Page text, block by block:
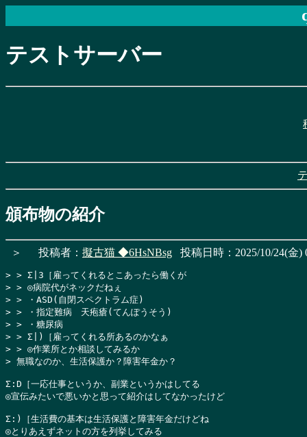
テストサーバー
頒布物の紹介
＞ 投稿者： 擬古猫 ◆6HsNBsg 投稿日時：2025/10/24(金)
> > Σ|3［雇ってくれるとこあったら働くが
> > ◎病院代がネックだねぇ
> > ・ASD(自閉スペクトラム症)
> > ・指定難病　天疱瘡(てんぽうそう)
> > ・糖尿病
> > Σ|)［雇ってくれる所あるのかなぁ
> > ◎作業所とか相談してみるか
> 無職なのか、生活保護か？障害年金か？
Σ:D［一応仕事というか、副業というかはしてる
◎宣伝みたいで悪いかと思って紹介はしてなかったけど
Σ:)［生活費の基本は生活保護と障害年金だけどね
◎とりあえずネットの方を列挙してみる